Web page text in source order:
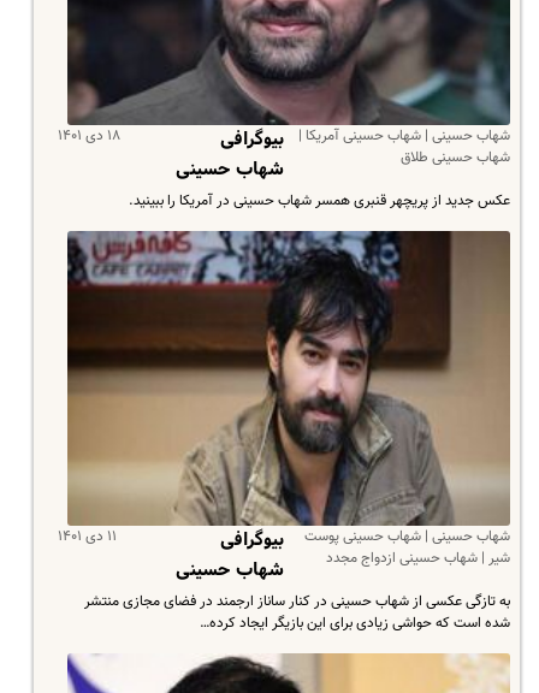
شهاب حسینی | شهاب حسینی آمریکا |
شهاب حسینی طلاق
۱۸ دی ۱۴۰۱
بیوگرافی
شهاب حسینی
عکس‌ جدید از پریچهر قنبری همسر شهاب حسینی در آمریکا را ببینید.
شهاب حسینی | شهاب حسینی پوست
شیر | شهاب حسینی ازدواج مجدد
۱۱ دی ۱۴۰۱
بیوگرافی
شهاب حسینی
به تازگی عکسی از شهاب حسینی در کنار ساناز ارجمند در فضای مجازی منتشر
شده است که حواشی زیادی برای این بازیگر ایجاد کرده…